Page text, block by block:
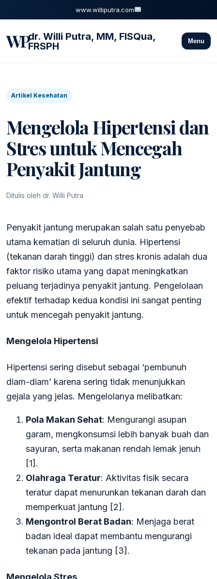
www.williputra.com
WPdr. Willi Putra, MM, FISQua,
FRSPH
Menu
Artikel Kesehatan
Mengelola Hipertensi dan
Stres untuk Mencegah
Penyakit Jantung
Ditulis oleh dr. Willi Putra
Penyakit jantung merupakan salah satu penyebab
utama kematian di seluruh dunia. Hipertensi
(tekanan darah tinggi) dan stres kronis adalah dua
faktor risiko utama yang dapat meningkatkan
peluang terjadinya penyakit jantung. Pengelolaan
efektif terhadap kedua kondisi ini sangat penting
untuk mencegah penyakit jantung.
Mengelola Hipertensi
Hipertensi sering disebut sebagai ‘pembunuh
diam-diam’ karena sering tidak menunjukkan
gejala yang jelas. Mengelolanya melibatkan:
Pola Makan Sehat: Mengurangi asupan
garam, mengkonsumsi lebih banyak buah dan
sayuran, serta makanan rendah lemak jenuh
[1].
Olahraga Teratur: Aktivitas fisik secara
teratur dapat menurunkan tekanan darah dan
memperkuat jantung [2].
Mengontrol Berat Badan: Menjaga berat
badan ideal dapat membantu mengurangi
tekanan pada jantung [3].
Mengelola Stres